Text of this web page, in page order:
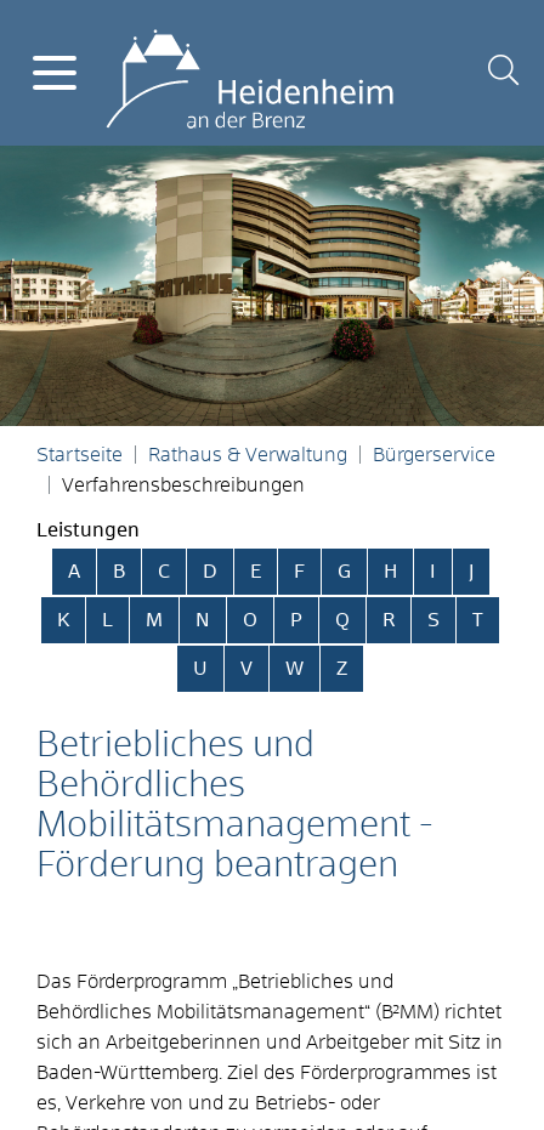
Startseite Rathaus & Verwaltung
Bürgerservice
Verfahrensbeschreibungen
Leistungen
Alphabetisches Register überspringen
A B C D E F G H
K L M N O P Q R S T
U V W Z
Betriebliches und
Behördliches
Mobilitätsmanagement -
Förderung beantragen
Das Förderprogramm „Betriebliches und
Behördliches Mobilitätsmanagement“ (B²MM) richtet
sich an Arbeitgeberinnen und Arbeitgeber mit Sitz in
Baden-Württemberg. Ziel des Förderprogrammes ist
es, Verkehre von und zu Betriebs- oder